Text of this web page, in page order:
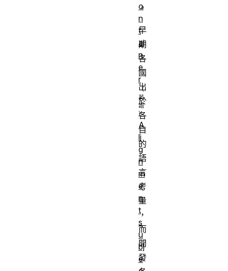
。
早
期
各
國
出
於
各
自
的
語
言
考
量
，
而
開
發
o
n
t
ai
n
e
r
A
li
g
n
m
e
n
t
s
u
bj
e